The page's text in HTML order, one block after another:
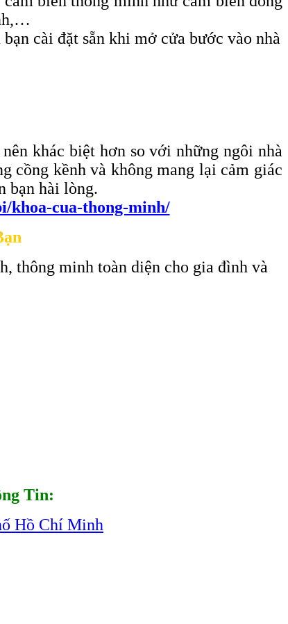
cài đặt sẵn khi mở cửa bước vào nhà
khác biệt hơn so với những ngôi nhà
cồng kềnh và không mang lại cảm giác
bạn hài lòng.
khoa-cua-thong-minh/
thông minh toàn diện cho gia đình và
Tin:
Hồ Chí Minh